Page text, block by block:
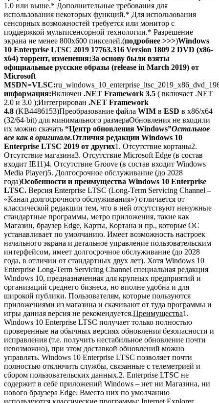
1.0 или выше.* Дополнительные требования для
использования некоторых функций.* Для использования
сенсорных возможностей требуется или монитор с
поддержкой мультисенсорной технологии.* Разрешение
экрана не менее 800х600 пикселей.(подробнее >>>)Windows
10 Enterprise LTSC 2019 17763.316 Version 1809 2 DVD (x86-
x64) торрент, изменения:За основу были взяты
официальные русские образы (release in March 2019) от
Microsoft
MSDN=VLSC:
информация:Включен .NET Framework 3.5 ( включает .NET
2.0 и 3.0 );Интегрирован .NET Framework
4.8 (KB4486153)Преобразование файла WIM в ESD в x86/x64
(32/64-bit) для минимального размераОбновления не входили
их можно скачать “Центр обновления Windows”Остальное
все как в оригинале.Отличия редакции Windows 10
Enterprise LTSС 2019 от других1. Отсутствие кортаны2.
Отсутствие магазина3. Отсутствие Microsoft Edge (в состав
входит IE11)4. Отсутствие Groove (в состав входит Windows
Media Player)5. Долгосрочное обслуживание (до 2028
года)Особенности и преимущества Windows 10 Enterprise
LTSC. Версия Enterprise LTSC (Long-Term Servicing Channel –
«Канал долгосрочного обслуживания») отличается от
классической редакции тем, что в ней отсутствуют ненужные
стандартные программы, метро приложения, такие как
Магазин, браузер Edge, Карты, Кортана и пр., которые ОС
устанавливает по умолчанию. Имеет возможность настроек
начального экрана и детальное управление пользовательским
интерфейсом, имеет долгосрочное обслуживание (до 2028
года, в отличии от стандартных двух лет). Хотя Windows 10
Enterprise Long-Term Servicing Channel специальная редакция
Windows 10, предназначенная для крупных предприятий и
организаций среднего бизнеса, но вполне удобна и для
широкой публики. Пользователям, которые пользуются
приложениями из магазина и скачивают от туда программы и
игры данная версия не рекомендуется.Преимущества1.
Windows 10 Enterprise LTSC получает только полностью
проверенные на обычных версиях обновления безопасности и
исправления (т.е. получить нестабильное обновление почти
невозможно), при этом доставкой обновлений можно
управлять. Windows 10 Enterprise LTSC позволяет почти
полностью отключить службы, связанные с телеметрией и
сбором пользовательских данных.2. Enterprise LTSC не
содержит в себе приложений Windows – нет ни Магазина, ни
нового браузера Edge. Вместо них по умолчанию
используются классические программы: Internet Explorer